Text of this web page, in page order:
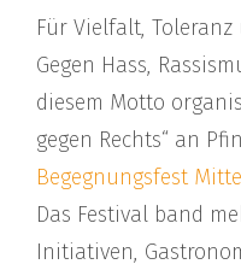
Für Vielfalt,
Gegen Hass,
diesem Motto
gegen Rechts“ an
Begegnungsfest
Das Festival band
Initiativen,